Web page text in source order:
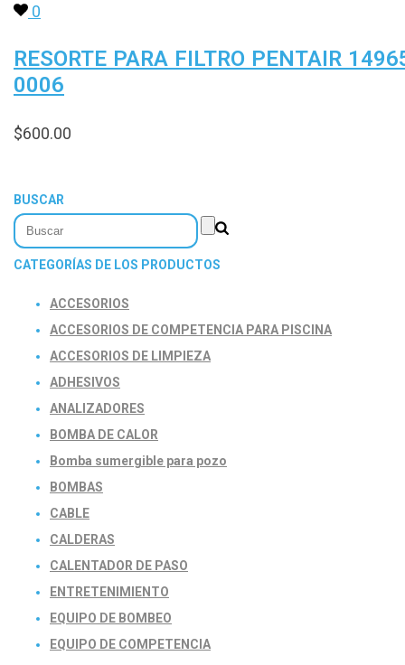
0
RESORTE PARA FILTRO PENTAIR
0006
$600.00
BUSCAR
CATEGORÍAS DE LOS PRODUCTOS
ACCESORIOS
ACCESORIOS DE COMPETENCIA PARA PISCINA
ACCESORIOS DE LIMPIEZA
ADHESIVOS
ANALIZADORES
BOMBA DE CALOR
Bomba sumergible para pozo
BOMBAS
CABLE
CALDERAS
CALENTADOR DE PASO
ENTRETENIMIENTO
EQUIPO DE BOMBEO
EQUIPO DE COMPETENCIA